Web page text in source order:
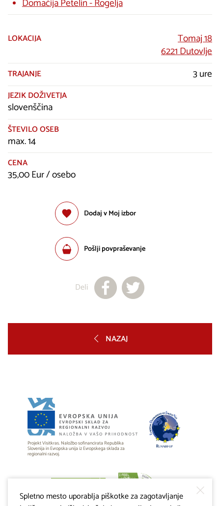
Domačija Petelin - Rogelja
LOKACIJA
Tomaj 18
6221 Dutovlje
TRAJANJE 3 ure
JEZIK DOŽIVETJA
slovenščina
ŠTEVILO OSEB
max. 14
CENA
35,00 Eur / osebo
Dodaj v Moj izbor
Pošlji povpraševanje
Deli
NAZAJ
Projekt Visitkras. Naložbo sofinancirata Republika
Slovenija in Evropska unija iz Evropskega sklada za
regionalni razvoj.
Spletno mesto uporablja piškotke za zagotavljanje